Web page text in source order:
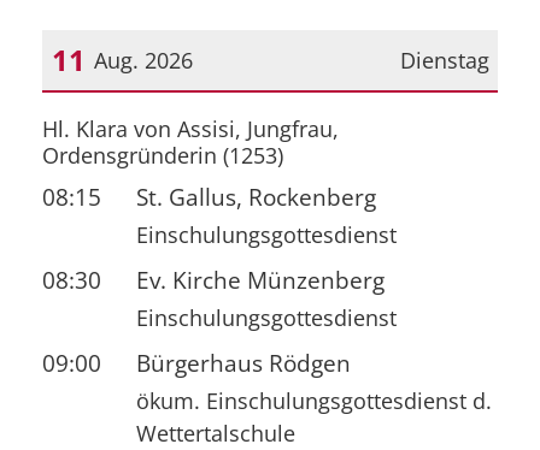
Dienstag
11 Aug. 2026
Datum: 11. August 2026
Hl. Klara von Assisi, Jungfrau,
Ordensgründerin (1253)
08:15 St. Gallus, Rockenberg
Einschulungsgottesdienst
08:30 Ev. Kirche Münzenberg
Einschulungsgottesdienst
09:00 Bürgerhaus Rödgen
ökum. Einschulungsgottesdienst d.
Wettertalschule